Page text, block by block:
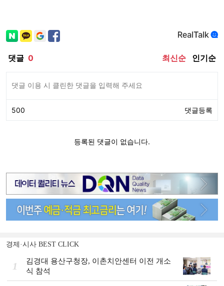
경제·시사 BEST CLICK
1
김경대 용산구청장, 이촌치안센터 이전 개소
식 참석